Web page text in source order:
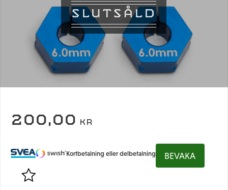
SLUTSÅLD
200,00 KR
Lägg till i favoriter
Kortbetalning eller delbetalning BEVAKA